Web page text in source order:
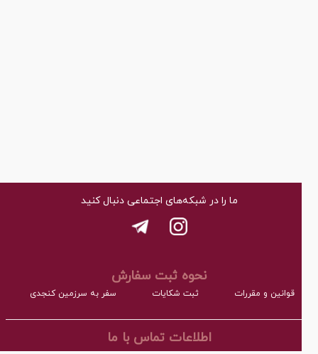
ما را در شبکه‌های اجتماعی دنبال کنید
نحوه ثبت سفارش
قوانین و مقررات ثبت شکایات سفر به سرزمین کنجدی
اطلاعات تماس با ما